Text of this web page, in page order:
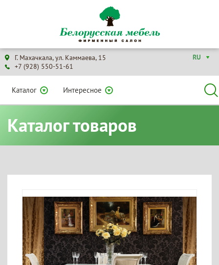
Г. Махачкала, ул. Каммаева, 15
+7 (928) 550-51-61
RU
Каталог Интересное
Каталог товаров